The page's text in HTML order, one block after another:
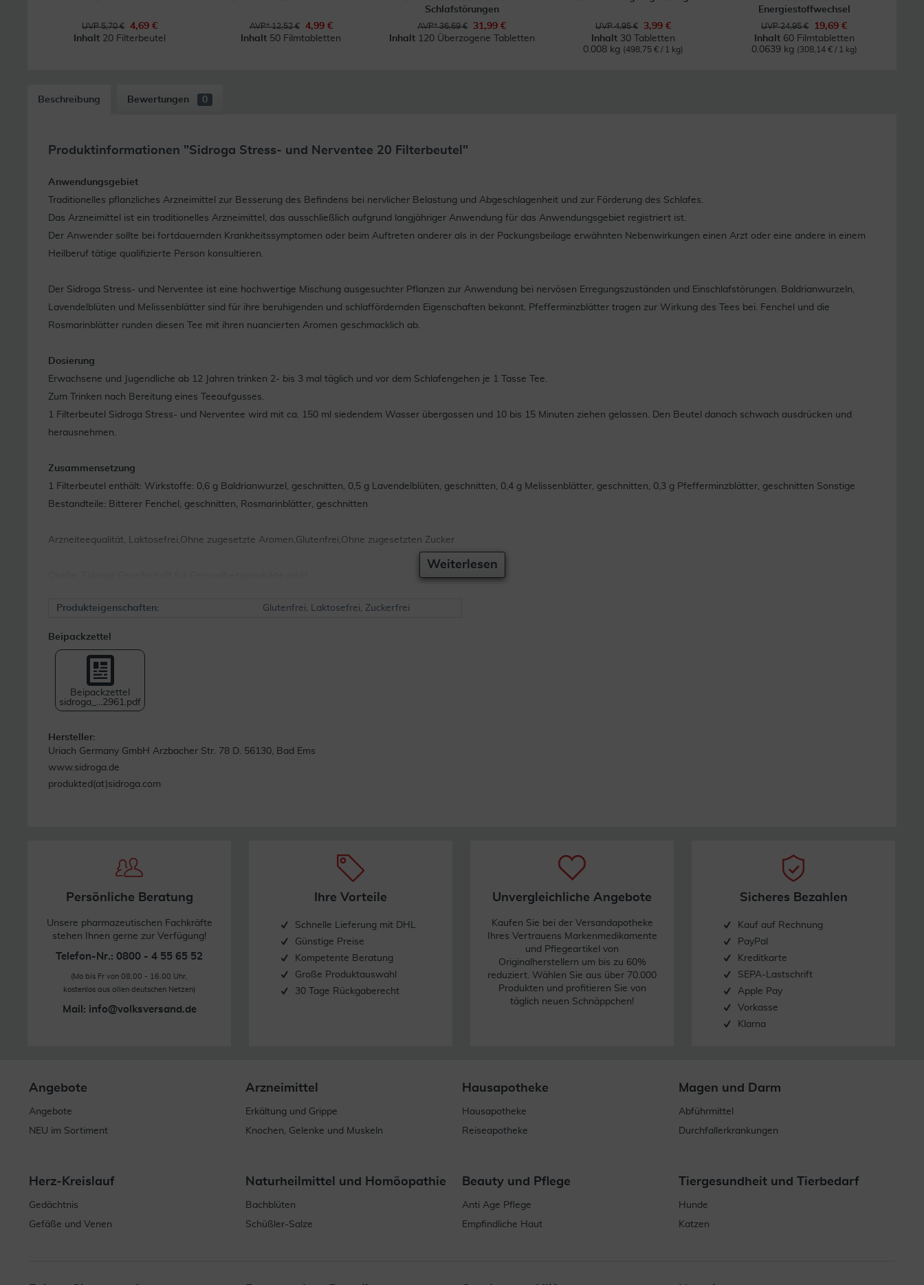
UVP 5,70 €
4,69 €
Inhalt 20 Filterbeutel
AVP* 12,52 €
4,99 €
Inhalt 50 Filmtabletten
Schlafstörungen
AVP* 36,69 €
31,99 €
Inhalt 120 Überzogene Tabletten
UVP 4,95 €
3,99 €
Inhalt 30 Tabletten
0.008 kg (498,75 € / 1 kg)
Energiestoffwechsel
UVP 24,95 €
19,69 €
Inhalt 60 Filmtabletten
0.0639 kg (308,14 € / 1 kg)
Beschreibung Bewertungen 0
Produktinformationen "Sidroga Stress- und Nerventee 20 Filterbeutel"
Anwendungsgebiet
Traditionelles pflanzliches Arzneimittel zur Besserung des Befindens bei nervlicher Belastung und Abgeschlagenheit und zur Förderung des Schlafes.
Das Arzneimittel ist ein traditionelles Arzneimittel, das ausschließlich aufgrund langjähriger Anwendung für das Anwendungsgebiet registriert ist.
Der Anwender sollte bei fortdauernden Krankheitssymptomen oder beim Auftreten anderer als in der Packungsbeilage erwähnten Nebenwirkungen einen Arzt oder eine andere in einem
Heilberuf tätige qualifizierte Person konsultieren.
Der Sidroga Stress- und Nerventee ist eine hochwertige Mischung ausgesuchter Pflanzen zur Anwendung bei nervösen Erregungszuständen und Einschlafstörungen. Baldrianwurzeln,
Lavendelblüten und Melissenblätter sind für ihre beruhigenden und schlaffördernden Eigenschaften bekannt. Pfefferminzblätter tragen zur Wirkung des Tees bei. Fenchel und die
Rosmarinblätter runden diesen Tee mit ihren nuancierten Aromen geschmacklich ab.
Dosierung
Erwachsene und Jugendliche ab 12 Jahren trinken 2- bis 3 mal täglich und vor dem Schlafengehen je 1 Tasse Tee.
Zum Trinken nach Bereitung eines Teeaufgusses.
1 Filterbeutel Sidroga Stress- und Nerventee wird mit ca. 150 ml siedendem Wasser übergossen und 10 bis 15 Minuten ziehen gelassen. Den Beutel danach schwach ausdrücken und
herausnehmen.
Zusammensetzung
1 Filterbeutel enthält: Wirkstoffe: 0,6 g Baldrianwurzel, geschnitten, 0,5 g Lavendelblüten, geschnitten, 0,4 g Melissenblätter, geschnitten, 0,3 g Pfefferminzblätter, geschnitten Sonstige
Bestandteile: Bitterer Fenchel, geschnitten, Rosmarinblätter, geschnitten
Arzneiteequalität, Laktosefrei,Ohne zugesetzte Aromen,Glutenfrei,Ohne zugesetzten Zucker
Weiterlesen
Produkteigenschaften: Glutenfrei, Laktosefrei, Zuckerfrei
Beipackzettel
Beipackzettel
sidroga_...2961.pdf
Hersteller:
Uriach Germany GmbH Arzbacher Str. 78 D. 56130, Bad Ems
www.sidroga.de
produkted(at)sidroga.com
Persönliche Beratung
Unsere pharmazeutischen Fachkräfte
stehen Ihnen gerne zur Verfügung!
Telefon-Nr.: 0800 - 4 55 65 52
(Mo bis Fr von 08.00 - 16.00 Uhr,
kostenlos aus allen deutschen Netzen)
Mail: info@volksversand.de
Ihre Vorteile
Schnelle Lieferung mit DHL
Günstige Preise
Kompetente Beratung
Große Produktauswahl
30 Tage Rückgaberecht
Unvergleichliche Angebote
Kaufen Sie bei der Versandapotheke
Ihres Vertrauens Markenmedikamente
und Pflegeartikel von
Originalherstellern um bis zu 60%
reduziert. Wählen Sie aus über 70.000
Produkten und profitieren Sie von
täglich neuen Schnäppchen!
Sicheres Bezahlen
Kauf auf Rechnung
PayPal
Kreditkarte
SEPA-Lastschrift
Apple Pay
Vorkasse
Klarna
Angebote
Angebote
NEU im Sortiment
Arzneimittel
Erkältung und Grippe
Knochen, Gelenke und Muskeln
Hausapotheke
Hausapotheke
Reiseapotheke
Magen und Darm
Abführmittel
Durchfallerkrankungen
Herz-Kreislauf
Gedächtnis
Gefäße und Venen
Naturheilmittel und Homöopathie
Bachblüten
Schüßler-Salze
Beauty und Pflege
Anti Age Pflege
Empfindliche Haut
Tiergesundheit und Tierbedarf
Hunde
Katzen